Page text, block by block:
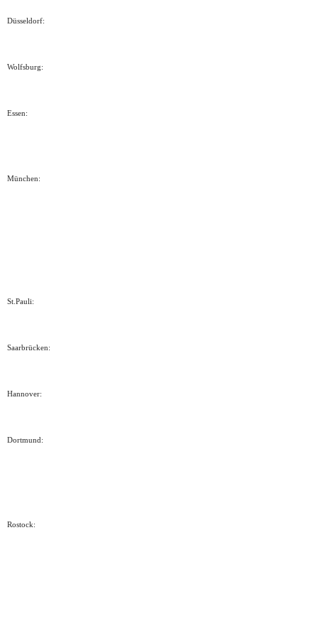
Düsseldorf:
Wolfsburg:
Essen:
München:
St.Pauli:
Saarbrücken:
Hannover:
Dortmund:
Rostock: